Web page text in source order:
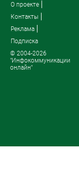
О проекте
Контакты
Реклама
Подписка
© 2004-2026
"Инфокоммуникации
онлайн"